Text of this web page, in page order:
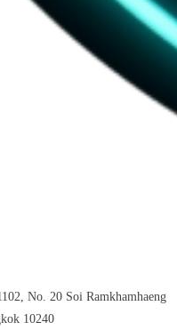
No. 20 Soi Ramkhamhaeng
10240